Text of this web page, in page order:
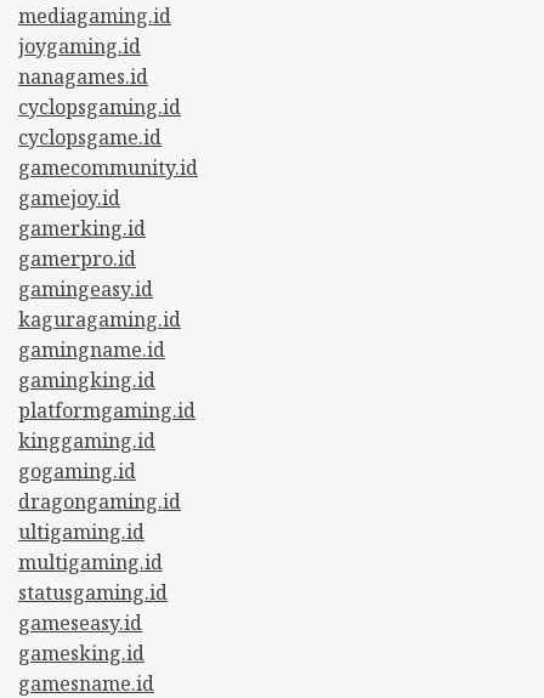
mediagaming.id
joygaming.id
nanagames.id
cyclopsgaming.id
cyclopsgame.id
gamecommunity.id
gamejoy.id
gamerking.id
gamerpro.id
gamingeasy.id
kaguragaming.id
gamingname.id
gamingking.id
platformgaming.id
kinggaming.id
gogaming.id
dragongaming.id
ultigaming.id
multigaming.id
statusgaming.id
gameseasy.id
gamesking.id
gamesname.id